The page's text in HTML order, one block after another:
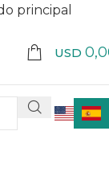
principal
USD